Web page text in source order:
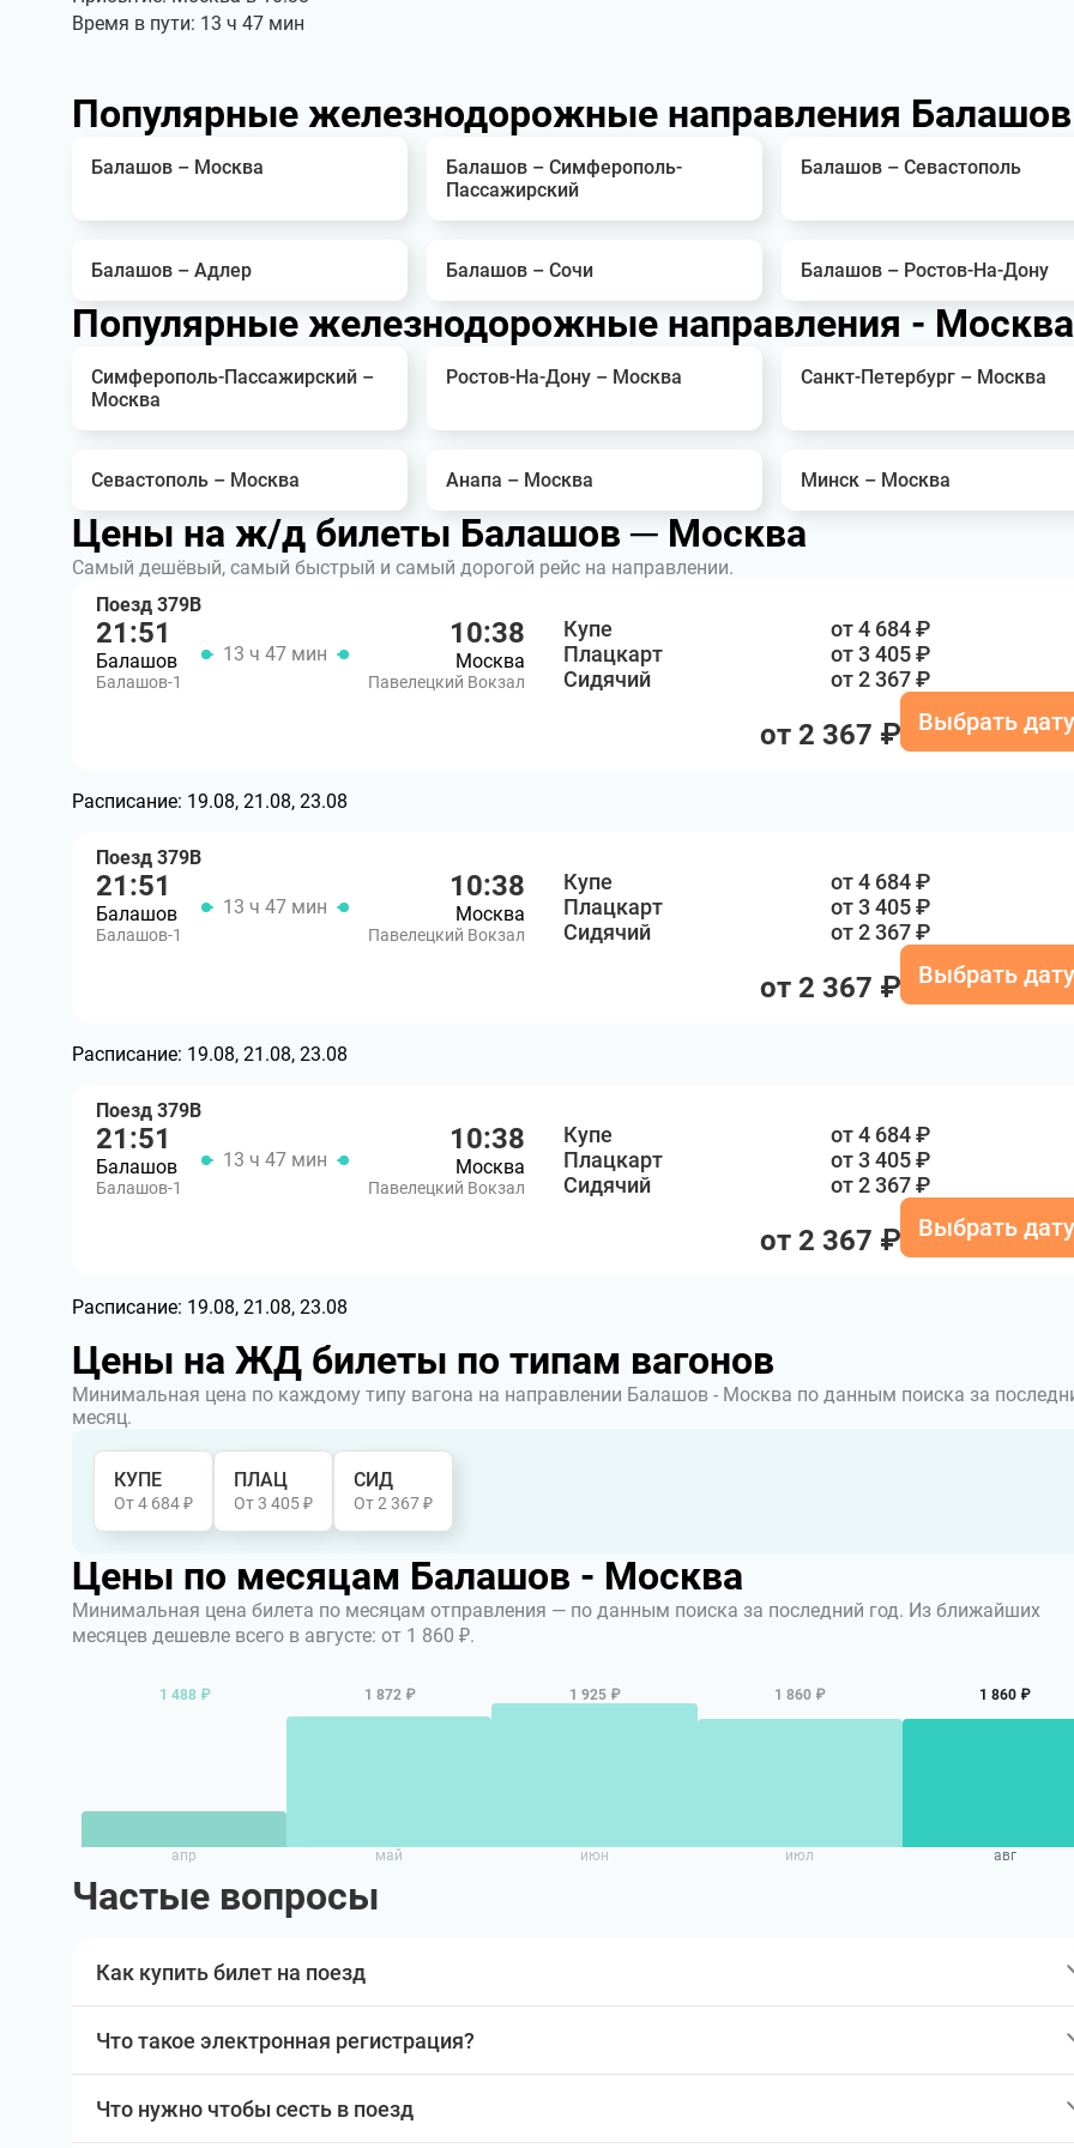
Время в пути: 13 ч 47 мин
Популярные железнодорожные направления Балашов
Балашов – Москва
Балашов – Симферополь-
Пассажирский
Балашов – Севастополь
Балашов – Адлер Балашов – Сочи Балашов – Ростов-На-Дону
Популярные железнодорожные направления - Москва
Симферополь-Пассажирский –
Москва
Ростов-На-Дону – Москва Санкт-Петербург – Москва
Севастополь – Москва Анапа – Москва Минск – Москва
Цены на ж/д билеты Балашов ─ Москва
Самый дешёвый, самый быстрый и самый дорогой рейс на направлении.
Поезд 379В
21:51
Балашов
Балашов-1
13 ч 47 мин
10:38
Москва
Павелецкий Вокзал
Купе
от 4 684 ₽
Плацкарт
от 3 405 ₽
Сидячий
от 2 367 ₽
от 2 367 ₽ Выбрать дату
Расписание: 19.08, 21.08, 23.08
Поезд 379В
21:51
Балашов
Балашов-1
13 ч 47 мин
10:38
Москва
Павелецкий Вокзал
Купе
от 4 684 ₽
Плацкарт
от 3 405 ₽
Сидячий
от 2 367 ₽
от 2 367 ₽ Выбрать дату
Расписание: 19.08, 21.08, 23.08
Поезд 379В
21:51
Балашов
Балашов-1
13 ч 47 мин
10:38
Москва
Павелецкий Вокзал
Купе
от 4 684 ₽
Плацкарт
от 3 405 ₽
Сидячий
от 2 367 ₽
от 2 367 ₽ Выбрать дату
Расписание: 19.08, 21.08, 23.08
Цены на ЖД билеты по типам вагонов
Минимальная цена по каждому типу вагона на направлении Балашов - Москва по данным поиска за
месяц.
КУПЕ
От 4 684 ₽
ПЛАЦ
От 3 405 ₽
СИД
От 2 367 ₽
Цены по месяцам Балашов - Москва
Минимальная цена билета по месяцам отправления — по данным поиска за последний год. Из ближайших
месяцев дешевле всего в августе: от 1 860 ₽.
1 488 ₽
апр
1 872 ₽
май
1 925 ₽
июн
1 860 ₽
июл
1 860 ₽
авг
Частые вопросы
Как купить билет на поезд
Что такое электронная регистрация?
Что нужно чтобы сесть в поезд